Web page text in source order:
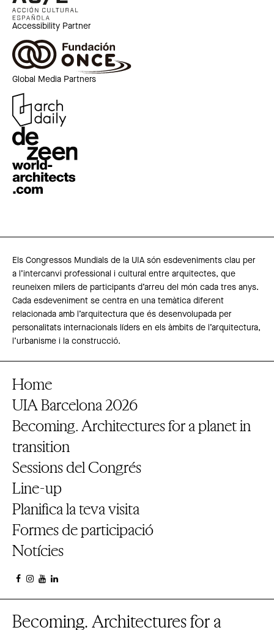
Accessibility Partner
Global Media Partners
Els Congressos Mundials de la UIA són esdeveniments clau per
a l’intercanvi professional i cultural entre arquitectes, que
reuneixen milers de participants d’arreu del món cada tres anys.
Cada esdeveniment se centra en una temàtica diferent
relacionada amb l’arquitectura que és desenvolupada per
personalitats internacionals líders en els àmbits de l’arquitectura,
l’urbanisme i la construcció.
Home
UIA Barcelona 2026
Becoming. Architectures for a planet in
transition
Sessions del Congrés
Line-up
Planifica la teva visita
Formes de participació
Notícies
Becoming. Architectures for a